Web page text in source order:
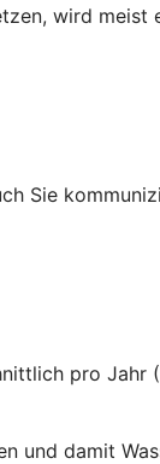
wird meist
Sie
pro
und damit